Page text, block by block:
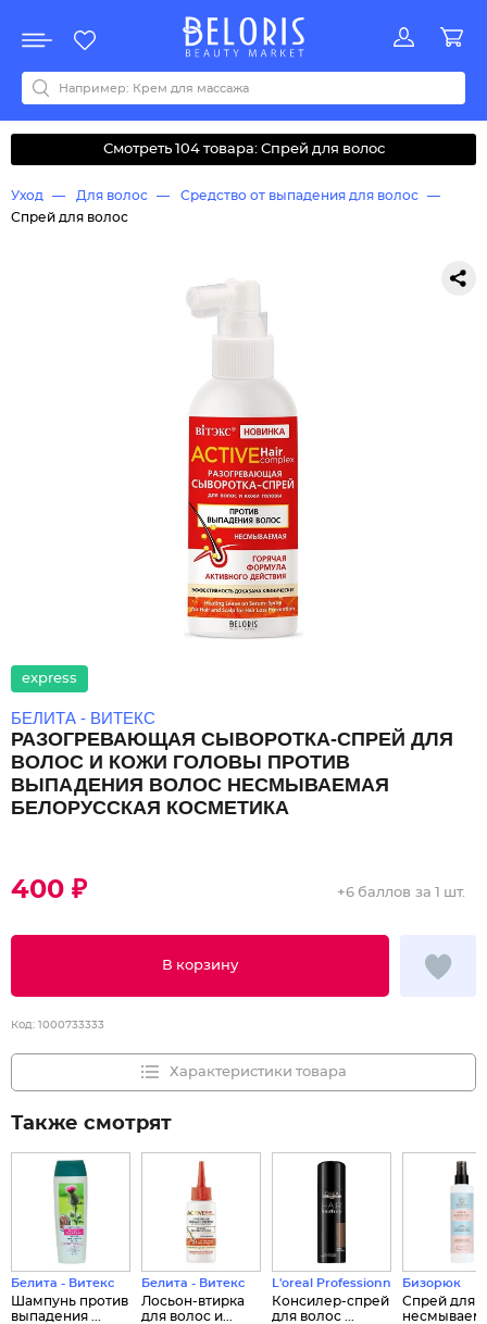
Акции
Все бренды
0-9ABCDEFGHIJKLMNOPQRSTUVWYZАБВДЗИМОКЛНПРСТУФ
Смотреть 104 товара: Спрей для волос
Уход Для волос
Средство от выпадения для волос
Спрей для волос
express
БЕЛИТА - ВИТЕКС
РАЗОГРЕВАЮЩАЯ СЫВОРОТКА-СПРЕЙ ДЛЯ
ВОЛОС И КОЖИ ГОЛОВЫ ПРОТИВ
ВЫПАДЕНИЯ ВОЛОС НЕСМЫВАЕМАЯ
БЕЛОРУССКАЯ КОСМЕТИКА
400 ₽
В корзину
+6 баллов за 1 шт.
Код: 1000733333
Характеристики товара
Также смотрят
Белита - Витекс
Шампунь против
выпадения ...
Белита - Витекс
Лосьон-втирка
для волос и...
L'oreal Professionnel
Консилер-спрей
для волос ...
Бизорюк
Спрей для